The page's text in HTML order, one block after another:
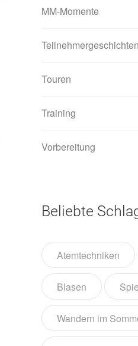
MM-Momente
Teilnehmergeschichten
Touren
Training
Vorbereitung
Beliebte
Atemtechniken
Blasen
Wandern im